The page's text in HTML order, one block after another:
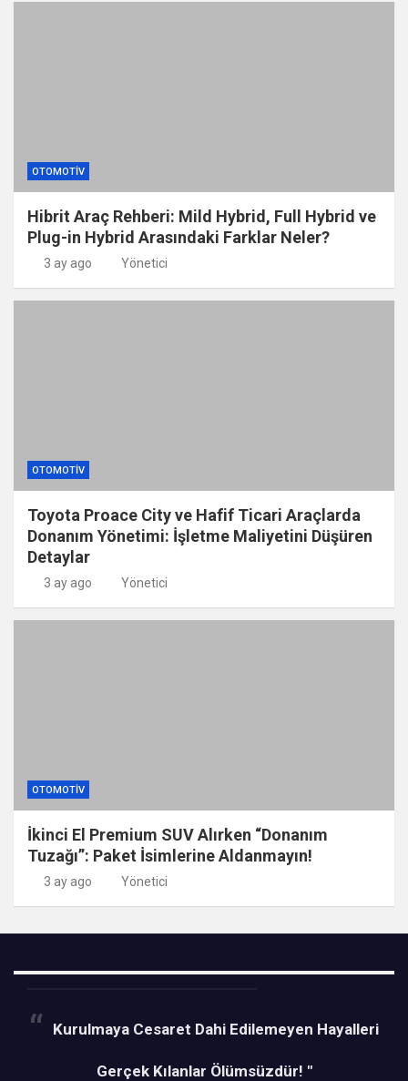
OTOMOTIV
Hibrit Araç Rehberi: Mild Hybrid, Full Hybrid ve
Plug-in Hybrid Arasındaki Farklar Neler?
3 ay ago Yönetici
OTOMOTIV
Toyota Proace City ve Hafif Ticari Araçlarda
Donanım Yönetimi: İşletme Maliyetini Düşüren
Detaylar
3 ay ago Yönetici
OTOMOTIV
İkinci El Premium SUV Alırken “Donanım
Tuzağı”: Paket İsimlerine Aldanmayın!
3 ay ago Yönetici
Kurulmaya Cesaret Dahi Edilemeyen Hayalleri
Gerçek Kılanlar Ölümsüzdür! "